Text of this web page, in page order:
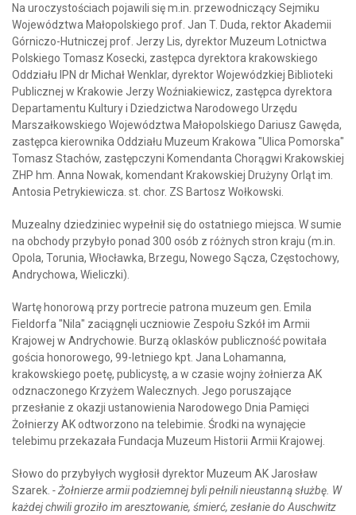
Na uroczystościach pojawili się m.in. przewodniczący Sejmiku
Województwa Małopolskiego prof. Jan T. Duda, rektor Akademii
Górniczo-Hutniczej prof. Jerzy Lis, dyrektor Muzeum Lotnictwa
Polskiego Tomasz Kosecki, zastępca dyrektora krakowskiego
Oddziału IPN dr Michał Wenklar, dyrektor Wojewódzkiej Biblioteki
Publicznej w Krakowie Jerzy Woźniakiewicz, zastępca dyrektora
Departamentu Kultury i Dziedzictwa Narodowego Urzędu
Marszałkowskiego Województwa Małopolskiego Dariusz Gawęda,
zastępca kierownika Oddziału Muzeum Krakowa "Ulica Pomorska"
Tomasz Stachów, zastępczyni Komendanta Chorągwi Krakowskiej
ZHP hm. Anna Nowak, komendant Krakowskiej Drużyny Orląt im.
Antosia Petrykiewicza. st. chor. ZS Bartosz Wołkowski.
Muzealny dziedziniec wypełnił się do ostatniego miejsca. W sumie
na obchody przybyło ponad 300 osób z różnych stron kraju (m.in.
Opola, Torunia, Włocławka, Brzegu, Nowego Sącza, Częstochowy,
Andrychowa, Wieliczki).
Wartę honorową przy portrecie patrona muzeum gen. Emila
Fieldorfa "Nila" zaciągnęli uczniowie Zespołu Szkół im Armii
Krajowej w Andrychowie. Burzą oklasków publiczność powitała
gościa honorowego, 99-letniego kpt. Jana Lohamanna,
krakowskiego poetę, publicystę, a w czasie wojny żołnierza AK
odznaczonego Krzyżem Walecznych. Jego poruszające
przesłanie z okazji ustanowienia Narodowego Dnia Pamięci
Żołnierzy AK odtworzono na telebimie. Środki na wynajęcie
telebimu przekazała Fundacja Muzeum Historii Armii Krajowej.
Słowo do przybyłych wygłosił dyrektor Muzeum AK Jarosław
Szarek. - Żołnierze armii podziemnej byli pełnili nieustanną służbę. W
każdej chwili groziło im aresztowanie, śmierć, zesłanie do Auschwitz